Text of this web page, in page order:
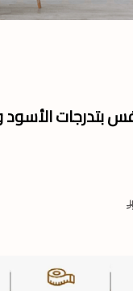
بتدرجات الأسود